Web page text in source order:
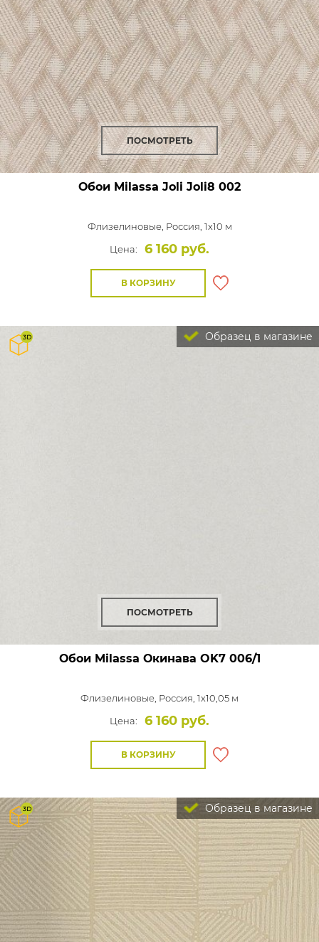
ПОСМОТРЕТЬ
Обои Milassa Joli Joli8 002
Флизелиновые, Россия, 1x10 м
Цена:
6 160 руб.
В КОРЗИНУ
Образец в магазине
ПОСМОТРЕТЬ
Обои Milassa Окинава OK7 006/1
Флизелиновые, Россия, 1x10,05 м
Цена:
6 160 руб.
В КОРЗИНУ
Образец в магазине